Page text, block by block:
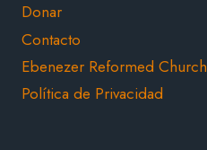
Donar
Contacto
Ebenezer Reformed Church
Política de Privacidad